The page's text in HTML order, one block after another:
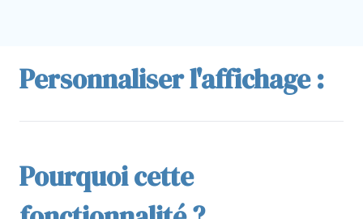
Personnaliser l'affichage :
Pourquoi cette